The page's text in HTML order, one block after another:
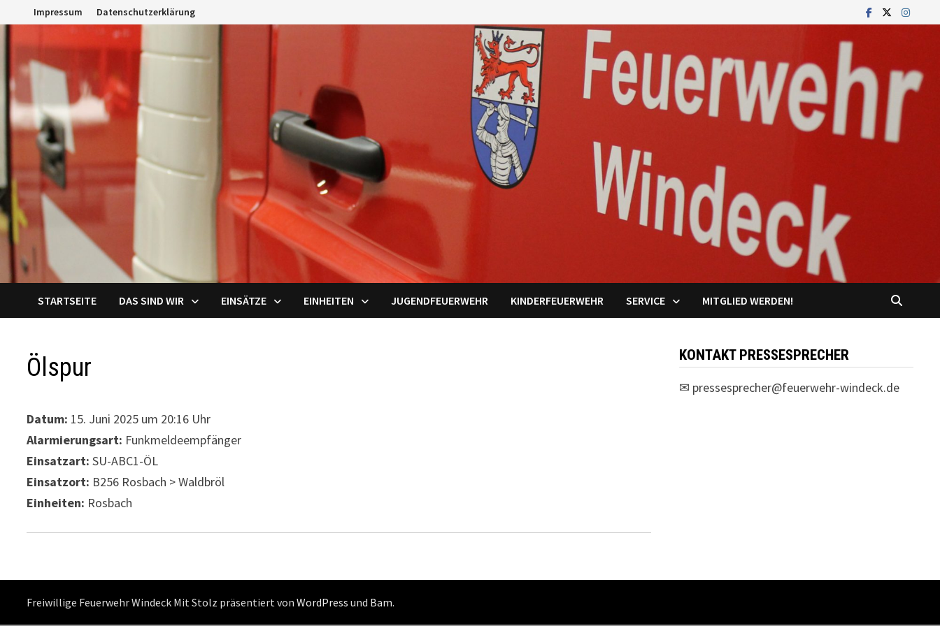
Inhalt
springen
Impressum Datenschutzerklärung
STARTSEITE DAS SIND WIR EINSÄTZE EINHEITEN JUGENDFEUERWEHR KINDERFEUERWEHR SERVICE MITGLIED WERDEN!
Ölspur
Datum: 15. Juni 2025 um 20:16 Uhr
Alarmierungsart: Funkmeldeempfänger
Einsatzart: SU-ABC1-ÖL
Einsatzort: B256 Rosbach > Waldbröl
Einheiten: Rosbach
KONTAKT PRESSESPRECHER
✉ pressesprecher@feuerwehr-windeck.de
Freiwillige Feuerwehr Windeck Mit Stolz präsentiert vonWordPress und Bam.